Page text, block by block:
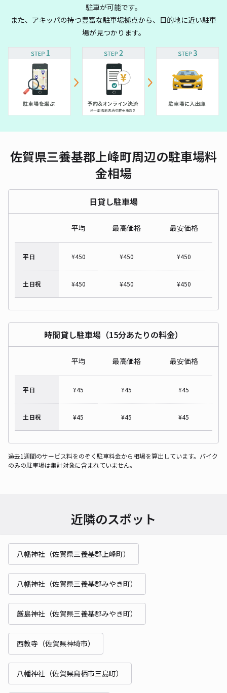
駐車が可能です。
また、アキッパの持つ豊富な駐車場拠点から、目的地に近い駐車
場が見つかります。
佐賀県三養基郡上峰町周辺の駐車場料
金相場
日貸し駐車場
平均 最高価格 最安価格
平日 ¥450 ¥450 ¥450
土日祝 ¥450 ¥450 ¥450
時間貸し駐車場（15分あたりの料金）
平均 最高価格 最安価格
平日 ¥45 ¥45 ¥45
土日祝 ¥45 ¥45 ¥45
過去1週間のサービス料をのぞく駐車料金から相場を算出しています。バイク
のみの駐車場は集計対象に含まれていません。
近隣のスポット
八幡神社（佐賀県三養基郡上峰町）
八幡神社（佐賀県三養基郡みやき町）
厳島神社（佐賀県三養基郡みやき町）
西教寺（佐賀県神埼市）
八幡神社（佐賀県鳥栖市三島町）